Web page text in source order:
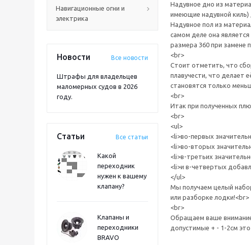
Навигационные огни и
электрика
Новости Все новости
Штрафы для владельцев
маломерных судов в 2026
году.
Статьи Все статьи
Какой
переходник
нужен к вашему
клапану?
Клапаны и
переходники
BRAVO
Надувное дно из
имеющие надувной киль)
Надувное пол из
самом деле она
размера 360 при замене
<br>
Стоит отметить, что
плавучести, что делает
становятся только
<br>
Итак при полученных
<br>
<ul>
<li>во-первых
<li>во-вторых
<li>в-третьих
<li>и в-четвертых
</ul>
Мы получаем целый
или разборке лодки!<br>
<br>
Обращаем ваше
допустимые + - 1-2см